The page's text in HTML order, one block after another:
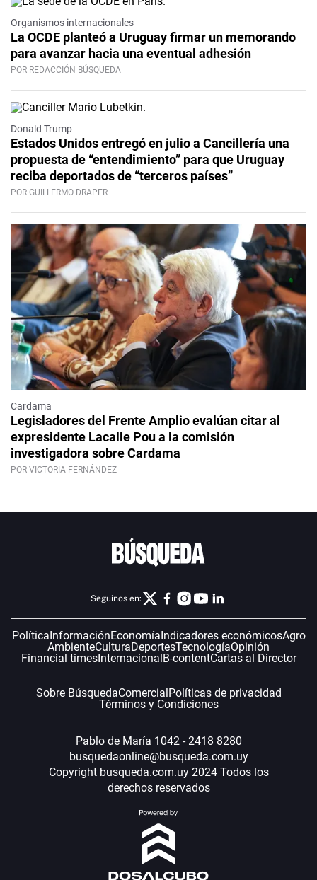
Organismos internacionales
La OCDE planteó a Uruguay firmar un memorando
para avanzar hacia una eventual adhesión
POR REDACCIÓN BÚSQUEDA
Donald Trump
Estados Unidos entregó en julio a Cancillería una
propuesta de “entendimiento” para que Uruguay
reciba deportados de “terceros países”
POR GUILLERMO DRAPER
Cardama
Legisladores del Frente Amplio evalúan citar al
expresidente Lacalle Pou a la comisión
investigadora sobre Cardama
POR VICTORIA FERNÁNDEZ
Seguinos en:
PolíticaInformaciónEconomíaIndicadores económicosAgro
AmbienteCulturaDeportesTecnologíaOpinión
Financial timesInternacionalB-contentCartas al Director
Sobre BúsquedaComercialPolíticas de privacidad
Términos y Condiciones
Pablo de María 1042 - 2418 8280
busquedaonline@busqueda.com.uy
Copyright busqueda.com.uy 2024 Todos los
derechos reservados